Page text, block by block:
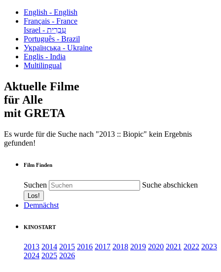
English - English
Français - France
עִבְרִית - Israel
Português - Brazil
Українська - Ukraine
Englis - India
Multilingual
Aktuelle Filme
für Alle
mit GRETA
Es wurde für die Suche nach "2013 :: Biopic" kein Ergebnis
gefunden!
Film Finden
Suchen Suche abschicken
Demnächst
KINOSTART
2013 2014 2015 2016 2017 2018 2019 2020 2021 2022 2023
2024 2025 2026